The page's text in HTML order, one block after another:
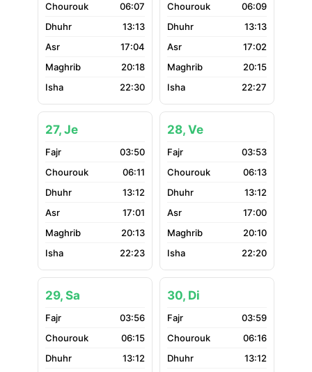
06:07
13:13
17:04
20:18
22:30
06:09
13:13
17:02
20:15
22:27
27, Je
03:50
06:11
13:12
17:01
20:13
22:23
28, Ve
03:53
06:13
13:12
17:00
20:10
22:20
29, Sa
03:56
06:15
13:12
30, Di
03:59
06:16
13:12